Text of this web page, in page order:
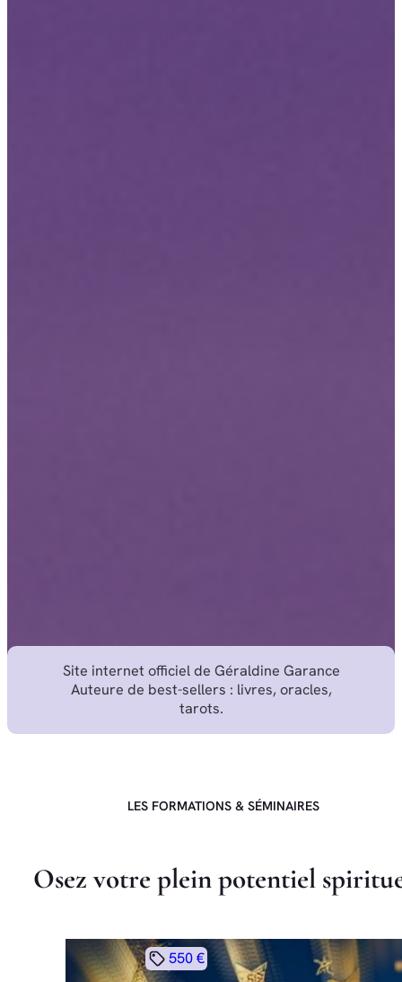
Site internet officiel de Géraldine Garance
Auteure de best-sellers : livres, oracles,
tarots.
LES FORMATIONS & SÉMINAIRES
Osez votre pleinpotentiel spiritu
550 €